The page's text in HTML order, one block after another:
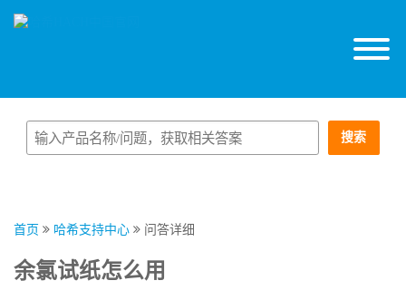
搜索
首页 哈希支持中心 问答详细
余氯试纸怎么用